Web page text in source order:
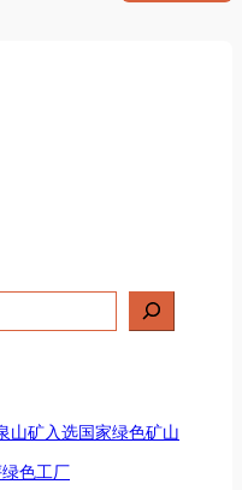
山矿入选国家绿色矿山
色工厂